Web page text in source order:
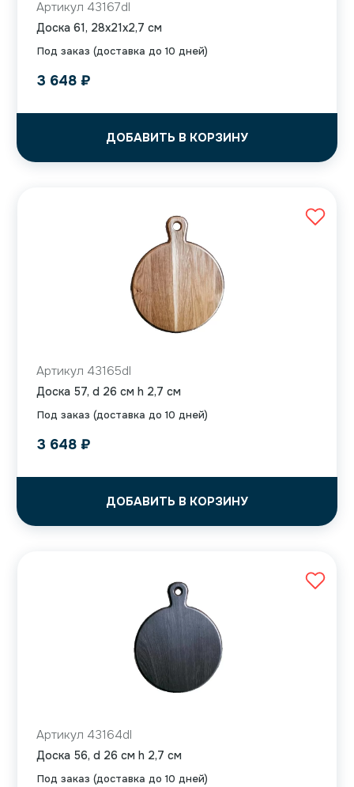
Под заказ (доставка до 10 дней)
Артикул 43167dl
Доска 61, 28x21x2,7 см
3 648 ₽
ДОБАВИТЬ В КОРЗИНУ
Под заказ (доставка до 10 дней)
Артикул 43165dl
Доска 57, d 26 см h 2,7 см
3 648 ₽
ДОБАВИТЬ В КОРЗИНУ
Под заказ (доставка до 10 дней)
Артикул 43164dl
Доска 56, d 26 см h 2,7 см